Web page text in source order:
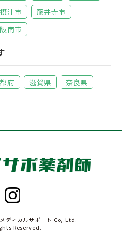
摂津市
藤井寺市
阪南市
府 滋賀県
奈良県
ディカルサポート Co,.Ltd.
Reserved.